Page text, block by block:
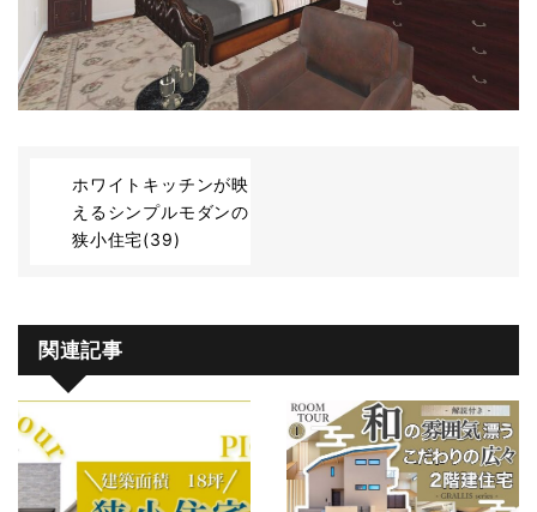
ホワイトキッチンが映
えるシンプルモダンの
狭小住宅(39)
関連記事